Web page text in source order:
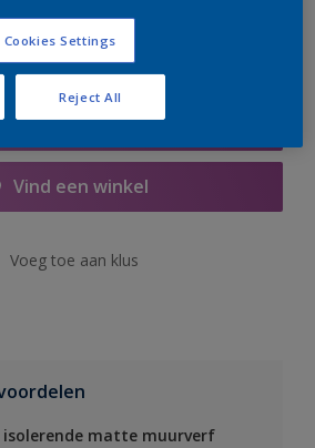
Boodschappenlijst
Vind een winkel
Voeg toe aan klus
isolerende matte muurverf
Cookies Settings
Reject All